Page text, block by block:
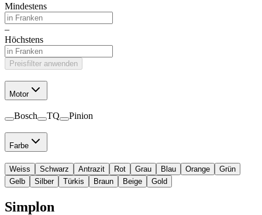
Mindestens
–
Höchstens
Preisfilter anwenden
Motor
Bosch TQ Pinion
Farbe
Weiss Schwarz Antrazit Rot Grau Blau Orange
Grün
Gelb
Silber Türkis Braun Beige Gold
Simplon